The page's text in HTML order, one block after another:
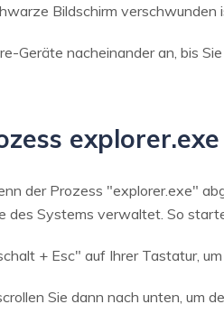
Bildschirm verschwunden
Geräte nacheinander an, bis
der Prozess "explorer.exe"
Systems verwaltet. So
+ Esc" auf Ihrer Tastatur,
Sie dann nach unten, um